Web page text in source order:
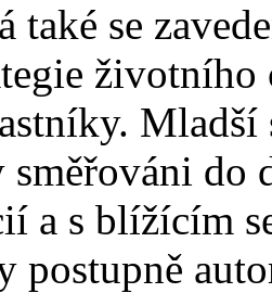
také se
směřováni do
a s blížícím
postupně